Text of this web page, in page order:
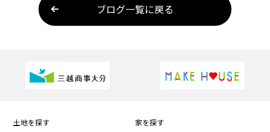
ブログ一覧に戻る
土地を探す
家を探す